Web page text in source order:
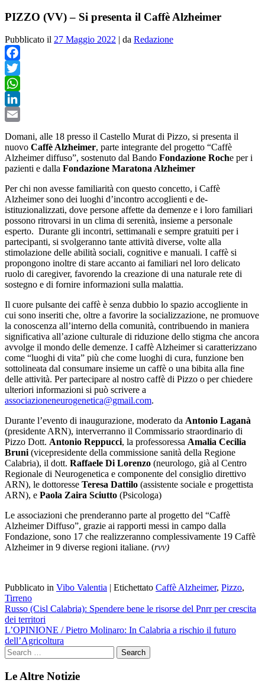
PIZZO (VV) – Si presenta il Caffè Alzheimer
Pubblicato il 27 Maggio 2022 | da Redazione
Facebook
Twitter
WhatsApp
LinkedIn
Domani, alle 18 presso il Castello Murat di Pizzo, si presenta il
nuovo Caffè Alzheimer, parte integrante del progetto “Caffè
Alzheimer diffuso”, sostenuto dal Bando Fondazione Roche per i
pazienti e dalla Fondazione Maratona Alzheimer
Per chi non avesse familiarità con questo concetto, i Caffè
Alzheimer sono dei luoghi d’incontro accoglienti e de-
istituzionalizzati, dove persone affette da demenze e i loro familiari
possono ritrovarsi in un clima di serenità, insieme a personale
esperto. Durante gli incontri, settimanali e sempre gratuiti per i
partecipanti, si svolgeranno tante attività diverse, volte alla
stimolazione delle abilità sociali, cognitive e manuali. I caffè si
propongono inoltre di stare accanto ai familiari nel loro delicato
ruolo di caregiver, favorendo la creazione di una naturale rete di
sostegno e di fornire informazioni sulla malattia.
Il cuore pulsante dei caffè è senza dubbio lo spazio accogliente in
cui sono inseriti che, oltre a favorire la socializzazione, ne promuove
la conoscenza all’interno della comunità, contribuendo in maniera
significativa all’azione culturale di riduzione dello stigma che ancora
avvolge il mondo delle demenze. I caffè Alzheimer si caratterizzano
come “luoghi di vita” più che come luoghi di cura, funzione ben
sottolineata dal consumare insieme un caffè o una bibita alla fine
delle attività. Per partecipare al nostro caffè di Pizzo o per chiedere
ulteriori informazioni si può scrivere a
associazioneneurogenetica@gmail.com.
Durante l’evento di inaugurazione, moderato da Antonio Laganà
(presidente ARN), interverranno il Commissario straordinario di
Pizzo Dott. Antonio Reppucci, la professoressa Amalia Cecilia
Bruni(vicepresidente della commissione sanità della Regione
Calabria), il dott. Raffaele Di Lorenzo (neurologo, già al Centro
Regionale di Neurogenetica e componente del consiglio direttivo
ARN), le dottoresse Teresa Dattilo (assistente sociale e progettista
ARN), e Paola Zaira Sciutto (Psicologa)
Le associazioni che prenderanno parte al progetto del “Caffè
Alzheimer Diffuso”, grazie ai rapporti messi in campo dalla
Fondazione, sono 17 che realizzeranno complessivamente 19 Caffè
Alzheimer in 9 diverse regioni italiane. (rvv)
Pubblicato in Vibo Valentia | Etichettato Caffè Alzheimer, Pizzo,
Tirreno
Navigazione
articoli
Russo (Cisl Calabria): Spendere bene le risorse del Pnrr per crescita
dei territori
L’OPINIONE / Pietro Molinaro: In Calabria a rischio il futuro
dell’Agricoltura
Le Altre Notizie